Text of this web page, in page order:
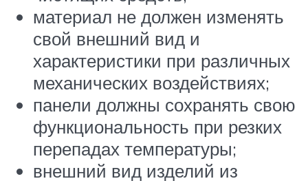
материал не должен изменять
свой внешний вид и
характеристики при различных
механических воздействиях;
панели должны сохранять свою
функциональность при резких
перепадах температуры;
внешний вид изделий из